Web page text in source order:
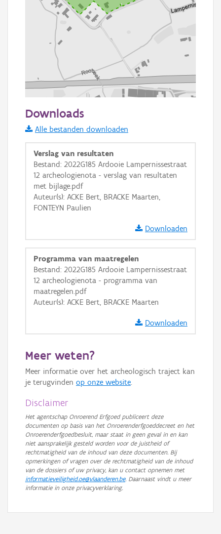
Informatie Vlaanderen
i
+ −
Basis Lagen
OSM-Basiskaart
Ortho
GRB-Basiskaart
GRB-Basiskaart in grijswaarden
Downloads
Alle bestanden downloaden
Verslag van resultaten
Bestand: 2022G185 Ardooie Lampernissestraat
12 archeologienota - verslag van resultaten
met bijlage.pdf
Auteur(s): ACKE Bert, BRACKE Maarten,
FONTEYN Paulien
Downloaden
Programma van maatregelen
Bestand: 2022G185 Ardooie Lampernissestraat
12 archeologienota - programma van
maatregelen.pdf
Auteur(s): ACKE Bert, BRACKE Maarten
Downloaden
Meer weten?
Meer informatie over het archeologisch traject kan
je terugvinden op onze website.
Disclaimer
Het agentschap Onroerend Erfgoed publiceert deze
documenten op basis van het Onroerenderfgoeddecreet en het
Onroerenderfgoedbesluit, maar staat in geen geval in en kan
niet aansprakelijk gesteld worden voor de juistheid of
rechtmatigheid van de inhoud van deze documenten. Bij
opmerkingen of vragen over de rechtmatigheid van de inhoud
van de dossiers of uw privacy, kan u contact opnemen met
informatieveiligheid.oe@vlaanderen.be. Daarnaast vindt u meer
informatie in onze privacyverklaring.